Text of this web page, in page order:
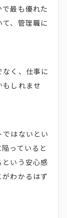
最も優れた
、管理職に
く、仕事に
しれませ
はないとい
っていると
いう安心感
わかるはず